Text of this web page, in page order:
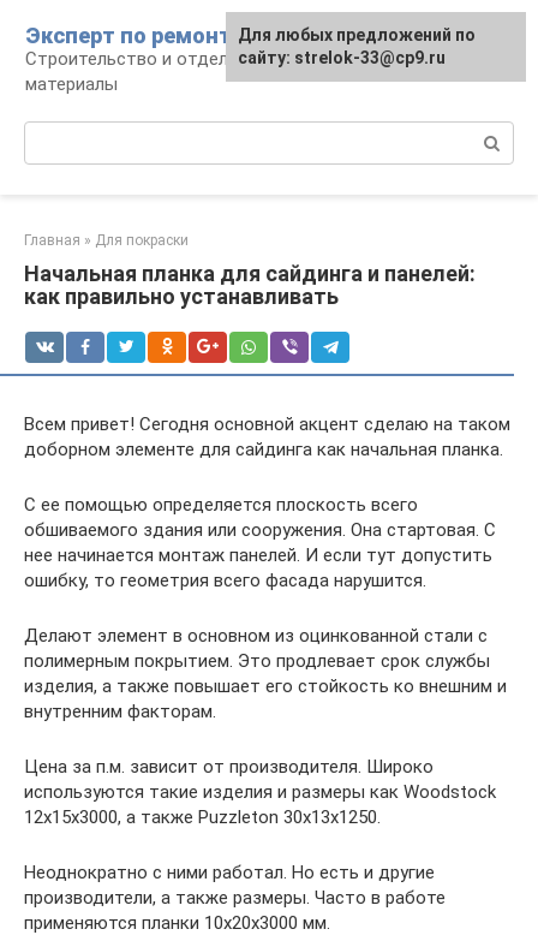
контенту
Эксперт по ремонту
Строительство и отделка: работы и
материалы
Главная » Для покраски
Начальная планка для сайдинга и панелей:
как правильно устанавливать
Всем привет! Сегодня основной акцент сделаю на таком
доборном элементе для сайдинга как начальная планка.
С ее помощью определяется плоскость всего
обшиваемого здания или сооружения. Она стартовая. С
нее начинается монтаж панелей. И если тут допустить
ошибку, то геометрия всего фасада нарушится.
Делают элемент в основном из оцинкованной стали с
полимерным покрытием. Это продлевает срок службы
изделия, а также повышает его стойкость ко внешним и
внутренним факторам.
Цена за п.м. зависит от производителя. Широко
используются такие изделия и размеры как Woodstock
12x15x3000, а также Puzzleton 30x13x1250.
Неоднократно с ними работал. Но есть и другие
производители, а также размеры. Часто в работе
применяются планки 10х20х3000 мм.
Для любых предложений по
сайту: strelok-33@cp9.ru
Для любых предложений по
сайту: strelok-33@cp9.ru